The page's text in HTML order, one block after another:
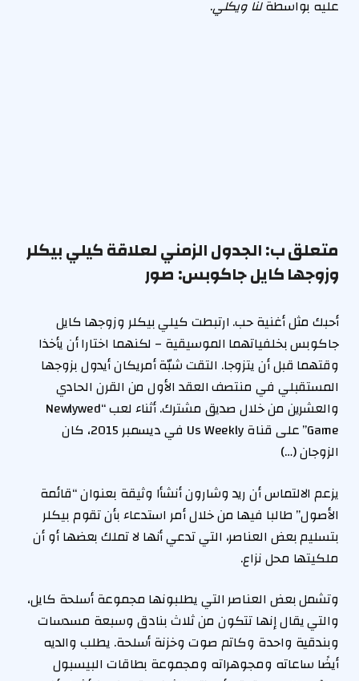
عليه بواسطةلنا ويكلي.
متعلق ب:الجدول الزمني لعلاقة كيلي بيكلر
وزوجها كايل جاكوبس: صور
أحبك مثل أغنية حب. ارتبطت كيلي بيكلر وزوجها كايل
جاكوبس بخلفياتهما الموسيقية – لكنهما اختارا أن يأخذا
وقتهما قبل أن يتزوجا. التقت شبّة أمريكان أيدول بزوجها
المستقبلي في منتصف العقد الأول من القرن الحادي
والعشرين من خلال صديق مشترك. أثناء لعب “Newlywed
Game” على قناة Us Weekly في ديسمبر 2015، كان
الزوجان (…)
يزعم الالتماس أن ريد وشارون أنشأا وثيقة بعنوان “قائمة
الأصول” طالبا فيها من خلال أمر استدعاء بأن تقوم بيكلر
بتسليم بعض العناصر، التي تدعي أنها لا تملك بعضها أو أن
ملكيتها محل نزاع.
وتشمل بعض العناصر التي يطلبونها مجموعة أسلحة كايل،
والتي يقال إنها تتكون من ثلاث بنادق وسبعة مسدسات
وبندقية واحدة وكاتم صوت وخزنة أسلحة. يطلب والديه
أيضًا ساعاته ومجوهراته ومجموعة بطاقات البيسبول